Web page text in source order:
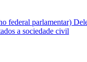
federal parlamentar)
a sociedade civil